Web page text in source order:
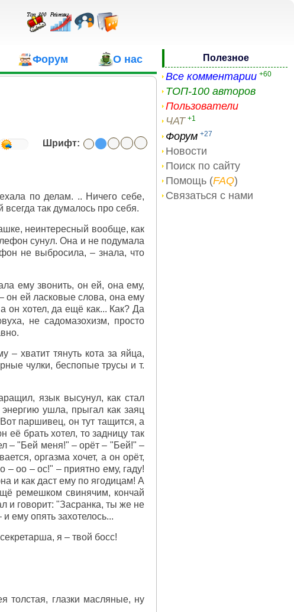
Форум О нас
Шрифт:
по делам. .. Ничего себе,
всегда так думалось про себя.
неинтересный вообще, как
сунул. Она и не подумала
не выбросила, – знала, что
ему звонить, он ей, она ему,
он ей ласковые слова, она ему
он хотел, да ещё как... Как? Да
не садомазохизм, просто
– хватит тянуть кота за яйца,
чулки, беспопые трусы и т.
язык высунул, как стал
ушла, прыгал как заяц
паршивец, он тут тащится, а
её брать хотел, то задницу так
– "Бей меня!" – орёт – "Бей!" –
оргазма хочет, а он орёт,
оо – ос!" – приятно ему, гаду!
и как даст ему по ягодицам! А
ремешком свинячим, кончай
и говорит: "Засранка, ты же не
ему опять захотелось...
я – твой босс!
толстая, глазки масляные, ну
Полезное
Все комментарии +60
ТОП-100 авторов
Пользователи
ЧАТ +1
Форум +27
Новости
Поиск по сайту
Помощь (FAQ)
Связаться с нами